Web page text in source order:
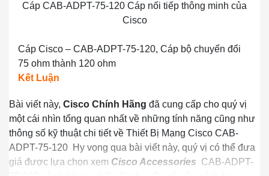
Cáp CAB-ADPT-75-120 Cáp nối tiếp thông minh của
Cisco
Cáp Cisco – CAB-ADPT-75-120, Cáp bộ chuyển đổi
75 ohm thành 120 ohm
Kết Luận
Bài viết này, Cisco Chính Hãng đã cung cấp cho quý vị
một cái nhìn tổng quan nhất về những tính năng cũng như
thông số kỹ thuật chi tiết về Thiết Bị Mạng Cisco CAB-
ADPT-75-120 Hy vọng qua bài viết này, quý vị có thể đưa
giá được lựa chọn xem Cisco Accessories CAB-ADPT-